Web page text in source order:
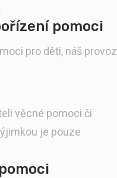
pomoci
pro děti, náš provoz
věcné pomoci či
je pouze